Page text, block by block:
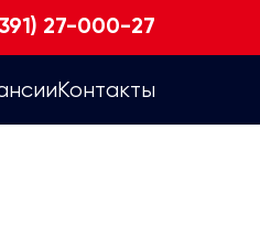
27-000-27
Контакты